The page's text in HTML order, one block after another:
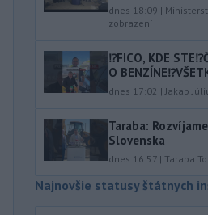
dnes 18:09 |
zobrazení
⁉️FICO, KDE
O
dnes 17:02 | Jakab
Taraba:
Slovenska
dnes 16:57 | Taraba
Najnovšie statusy štátnych